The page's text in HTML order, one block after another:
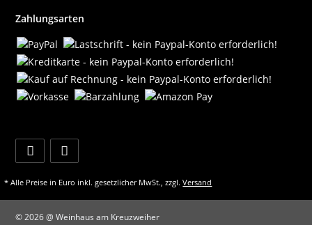
Zahlungsarten
* Alle Preise in Euro inkl. gesetzlicher MwSt., zzgl.Versand
© 2026 @ Weinhaus am Kreuzweiher